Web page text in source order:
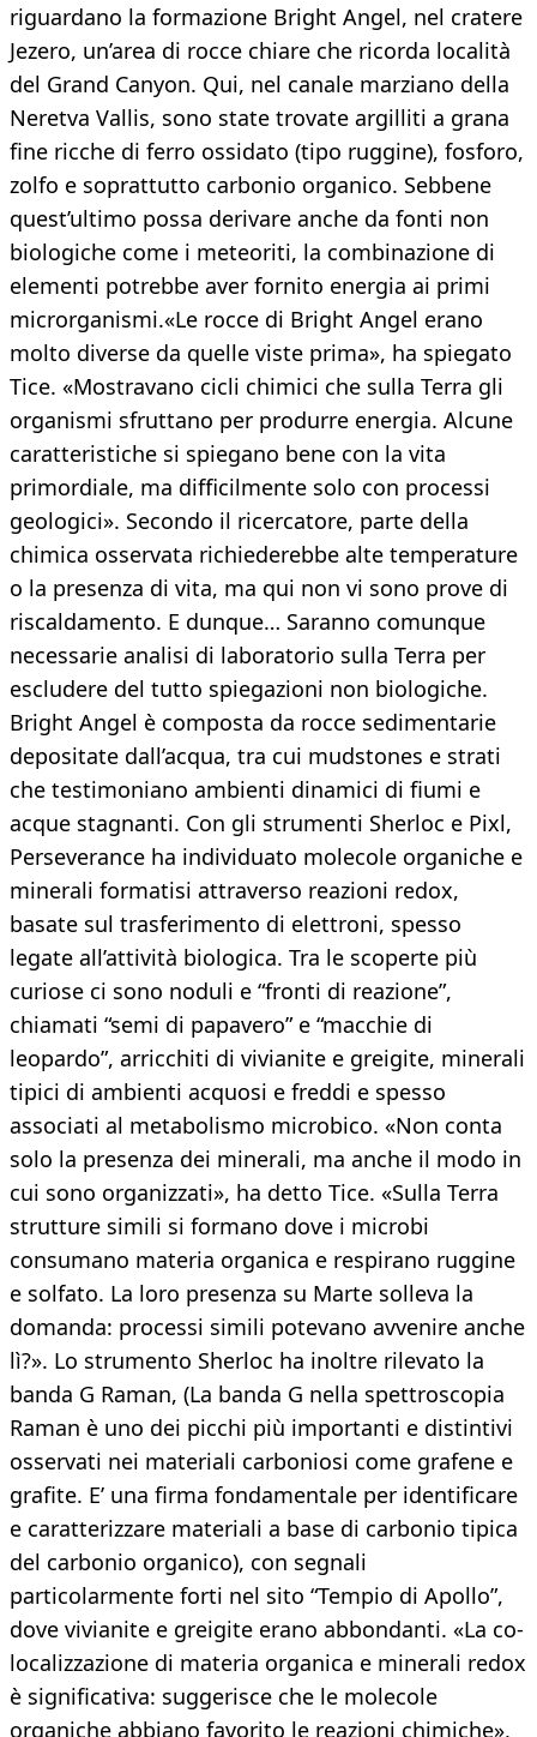
riguardano la formazione Bright Angel, nel cratere
Jezero, un’area di rocce chiare che ricorda località
del Grand Canyon. Qui, nel canale marziano della
Neretva Vallis, sono state trovate argilliti a grana
fine ricche di ferro ossidato (tipo ruggine), fosforo,
zolfo e soprattutto carbonio organico. Sebbene
quest’ultimo possa derivare anche da fonti non
biologiche come i meteoriti, la combinazione di
elementi potrebbe aver fornito energia ai primi
microrganismi.«Le rocce di Bright Angel erano
molto diverse da quelle viste prima», ha spiegato
Tice. «Mostravano cicli chimici che sulla Terra gli
organismi sfruttano per produrre energia. Alcune
caratteristiche si spiegano bene con la vita
primordiale, ma difficilmente solo con processi
geologici». Secondo il ricercatore, parte della
chimica osservata richiederebbe alte temperature
o la presenza di vita, ma qui non vi sono prove di
riscaldamento. E dunque… Saranno comunque
necessarie analisi di laboratorio sulla Terra per
escludere del tutto spiegazioni non biologiche.
Bright Angel è composta da rocce sedimentarie
depositate dall’acqua, tra cui mudstones e strati
che testimoniano ambienti dinamici di fiumi e
acque stagnanti. Con gli strumenti Sherloc e Pixl,
Perseverance ha individuato molecole organiche e
minerali formatisi attraverso reazioni redox,
basate sul trasferimento di elettroni, spesso
legate all’attività biologica. Tra le scoperte più
curiose ci sono noduli e “fronti di reazione”,
chiamati “semi di papavero” e “macchie di
leopardo”, arricchiti di vivianite e greigite, minerali
tipici di ambienti acquosi e freddi e spesso
associati al metabolismo microbico. «Non conta
solo la presenza dei minerali, ma anche il modo in
cui sono organizzati», ha detto Tice. «Sulla Terra
strutture simili si formano dove i microbi
consumano materia organica e respirano ruggine
e solfato. La loro presenza su Marte solleva la
domanda: processi simili potevano avvenire anche
lì?». Lo strumento Sherloc ha inoltre rilevato la
banda G Raman, (La banda G nella spettroscopia
Raman è uno dei picchi più importanti e distintivi
osservati nei materiali carboniosi come grafene e
grafite. E’ una firma fondamentale per identificare
e caratterizzare materiali a base di carbonio tipica
del carbonio organico), con segnali
particolarmente forti nel sito “Tempio di Apollo”,
dove vivianite e greigite erano abbondanti. «La co-
localizzazione di materia organica e minerali redox
è significativa: suggerisce che le molecole
organiche abbiano favorito le reazioni chimiche»,